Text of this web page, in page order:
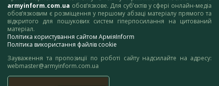
armyinform.com.ua обов’язкове. Для суб’єктів у сфері онлайн-медіа
обов’язковим є розміщення у першому абзаці матеріалу прямого та
відкритого для пошукових систем гіперпосилання на цитований
матеріал.
Політика користування сайтом АрміяInform
Політика використання файлів cookie
Зауваження та пропозиції по роботі сайту надсилайте на адресу:
webmaster@armyinform.com.ua